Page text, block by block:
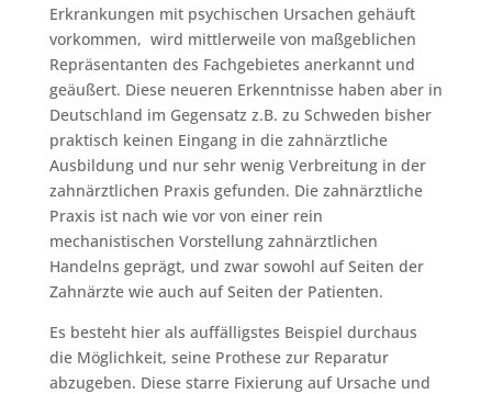
Erkrankungen mit psychischen Ursachen gehäuft
vorkommen, wird mittlerweile von maßgeblichen
Repräsentanten des Fachgebietes anerkannt und
geäußert. Diese neueren Erkenntnisse haben aber in
Deutschland im Gegensatz z.B. zu Schweden bisher
praktisch keinen Eingang in die zahnärztliche
Ausbildung und nur sehr wenig Verbreitung in der
zahnärztlichen Praxis gefunden. Die zahnärztliche
Praxis ist nach wie vor von einer rein
mechanistischen Vorstellung zahnärztlichen
Handelns geprägt, und zwar sowohl auf Seiten der
Zahnärzte wie auch auf Seiten der Patienten.
Es besteht hier als auffälligstes Beispiel durchaus
die Möglichkeit, seine Prothese zur Reparatur
abzugeben. Diese starre Fixierung auf Ursache und